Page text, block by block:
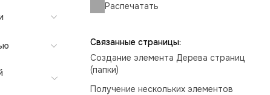
Распечатать
Связанные страницы:
Создание элемента Дерева страниц
(папки)
Получение нескольких элементов